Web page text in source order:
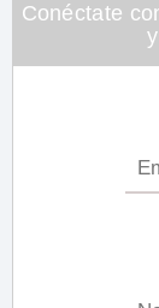
Conéctate